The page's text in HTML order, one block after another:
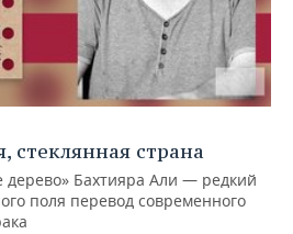
стеклянная страна
дерево» Бахтияра Али — редкий
поля перевод современного